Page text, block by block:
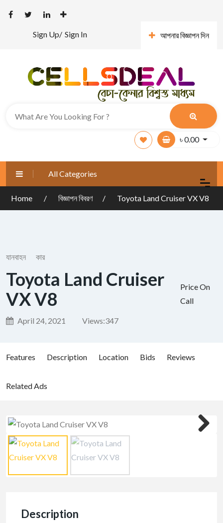
Sign Up/ Sign In আপনার বিজ্ঞাপন দিন
৳0.00
All Categories
Home বিজ্ঞাপন বিবরণ Toyota Land Cruiser VX V8
যানবাহন কার
Toyota Land Cruiser
VX V8
April 24, 2021 Views:347
Price On
Call
Features Description Location Bids Reviews
Related Ads
Description